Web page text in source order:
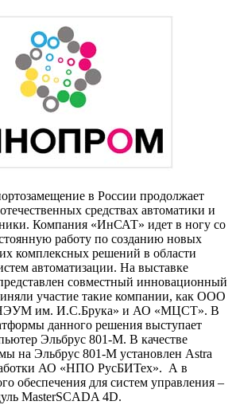
в России продолжает
средствах автоматики и
Компания «ИнСАТ» идет в ногу со
работу по созданию новых
комплексных решений в области
автоматизации. На выставке
совместный инновационный
участие такие компании, как ООО
им. И.С.Брука» и АО «МЦСТ». В
данного решения выступает
Эльбрус 801-М. В качестве
на Эльбрус 801-М установлен Astra
АО «НПО РусБИТех». А в
обеспечения для систем управления –
MasterSCADA 4D.